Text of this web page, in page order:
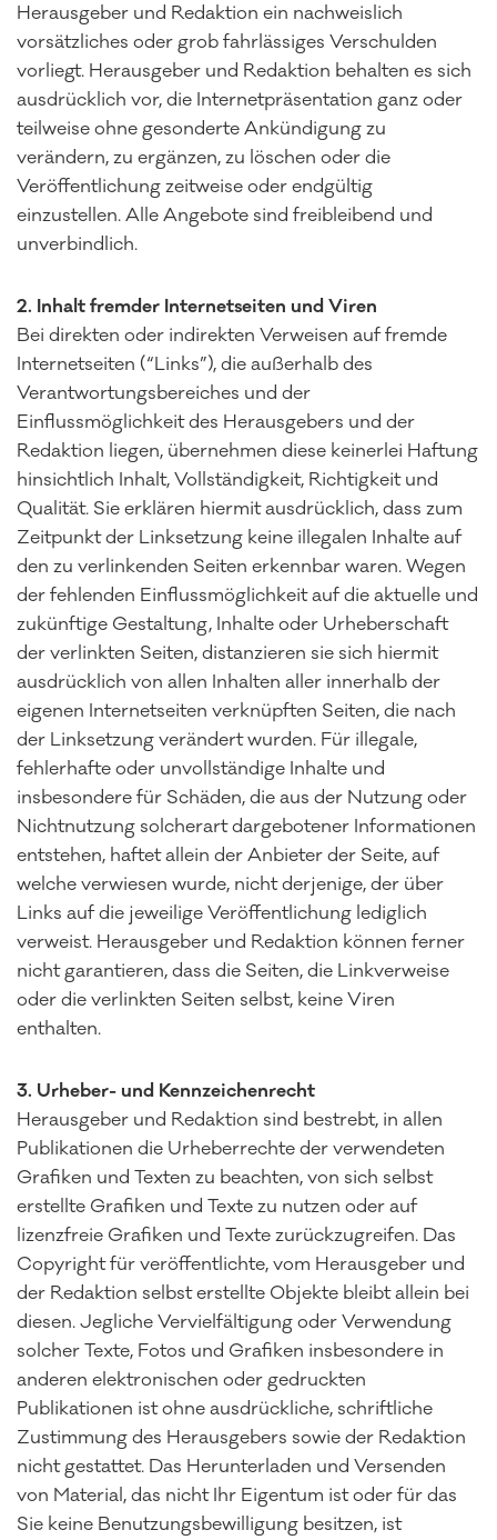
Herausgeber und Redaktion ein nachweislich
vorsätzliches oder grob fahrlässiges Verschulden
vorliegt. Herausgeber und Redaktion behalten es sich
ausdrücklich vor, die Internetpräsentation ganz oder
teilweise ohne gesonderte Ankündigung zu
verändern, zu ergänzen, zu löschen oder die
Veröffentlichung zeitweise oder endgültig
einzustellen. Alle Angebote sind freibleibend und
unverbindlich.
2. Inhalt fremder Internetseiten und Viren
Bei direkten oder indirekten Verweisen auf fremde
Internetseiten (“Links”), die außerhalb des
Verantwortungsbereiches und der
Einflussmöglichkeit des Herausgebers und der
Redaktion liegen, übernehmen diese keinerlei Haftung
hinsichtlich Inhalt, Vollständigkeit, Richtigkeit und
Qualität. Sie erklären hiermit ausdrücklich, dass zum
Zeitpunkt der Linksetzung keine illegalen Inhalte auf
den zu verlinkenden Seiten erkennbar waren. Wegen
der fehlenden Einflussmöglichkeit auf die aktuelle und
zukünftige Gestaltung, Inhalte oder Urheberschaft
der verlinkten Seiten, distanzieren sie sich hiermit
ausdrücklich von allen Inhalten aller innerhalb der
eigenen Internetseiten verknüpften Seiten, die nach
der Linksetzung verändert wurden. Für illegale,
fehlerhafte oder unvollständige Inhalte und
insbesondere für Schäden, die aus der Nutzung oder
Nichtnutzung solcherart dargebotener Informationen
entstehen, haftet allein der Anbieter der Seite, auf
welche verwiesen wurde, nicht derjenige, der über
Links auf die jeweilige Veröffentlichung lediglich
verweist. Herausgeber und Redaktion können ferner
nicht garantieren, dass die Seiten, die Linkverweise
oder die verlinkten Seiten selbst, keine Viren
enthalten.
3. Urheber- und Kennzeichenrecht
Herausgeber und Redaktion sind bestrebt, in allen
Publikationen die Urheberrechte der verwendeten
Grafiken und Texten zu beachten, von sich selbst
erstellte Grafiken und Texte zu nutzen oder auf
lizenzfreie Grafiken und Texte zurückzugreifen. Das
Copyright für veröffentlichte, vom Herausgeber und
der Redaktion selbst erstellte Objekte bleibt allein bei
diesen. Jegliche Vervielfältigung oder Verwendung
solcher Texte, Fotos und Grafiken insbesondere in
anderen elektronischen oder gedruckten
Publikationen ist ohne ausdrückliche, schriftliche
Zustimmung des Herausgebers sowie der Redaktion
nicht gestattet. Das Herunterladen und Versenden
von Material, das nicht Ihr Eigentum ist oder für das
Sie keine Benutzungsbewilligung besitzen, ist